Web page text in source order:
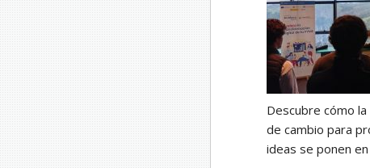
Descubre cómo
de cambio para
ideas se ponen